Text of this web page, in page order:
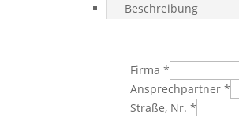
Beschreibung
Firma *
Ansprechpartner *
Straße, Nr. *